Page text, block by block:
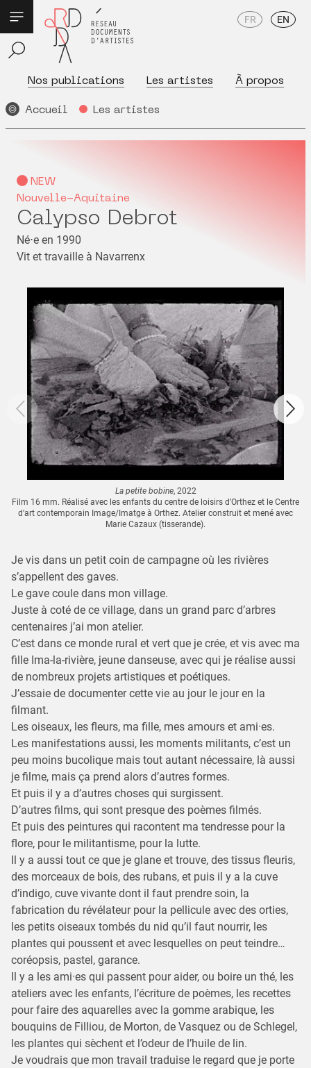
Nos publications Les artistes À propos
FR EN
Accueil Les artistes
NEW
Nouvelle-Aquitaine
Calypso Debrot
Né⋅e en 1990
Vit et travaille à Navarrenx
La petite bobine, 2022
Film 16 mm. Réalisé avec les enfants du centre de loisirs d’Orthez et le Centre
d’art contemporain Image/Imatge à Orthez. Atelier construit et mené avec
Marie Cazaux (tisserande).
Je vis dans un petit coin de campagne où les rivières
s’appellent des gaves.
Le gave coule dans mon village.
Juste à coté de ce village, dans un grand parc d’arbres
centenaires j’ai mon atelier.
C’est dans ce monde rural et vert que je crée, et vis avec ma
fille Ima-la-rivière, jeune danseuse, avec qui je réalise aussi
de nombreux projets artistiques et poétiques.
J’essaie de documenter cette vie au jour le jour en la
filmant.
Les oiseaux, les fleurs, ma fille, mes amours et ami·es.
Les manifestations aussi, les moments militants, c’est un
peu moins bucolique mais tout autant nécessaire, là aussi
je filme, mais ça prend alors d’autres formes.
Et puis il y a d’autres choses qui surgissent.
D’autres films, qui sont presque des poèmes filmés.
Et puis des peintures qui racontent ma tendresse pour la
flore, pour le militantisme, pour la lutte.
Il y a aussi tout ce que je glane et trouve, des tissus fleuris,
des morceaux de bois, des rubans, et puis il y a la cuve
d’indigo, cuve vivante dont il faut prendre soin, la
fabrication du révélateur pour la pellicule avec des orties,
les petits oiseaux tombés du nid qu’il faut nourrir, les
plantes qui poussent et avec lesquelles on peut teindre…
coréopsis, pastel, garance.
Il y a les ami·es qui passent pour aider, ou boire un thé, les
ateliers avec les enfants, l’écriture de poèmes, les recettes
pour faire des aquarelles avec la gomme arabique, les
bouquins de Filliou, de Morton, de Vasquez ou de Schlegel,
les plantes qui sèchent et l’odeur de l’huile de lin.
Je voudrais que mon travail traduise le regard que je porte